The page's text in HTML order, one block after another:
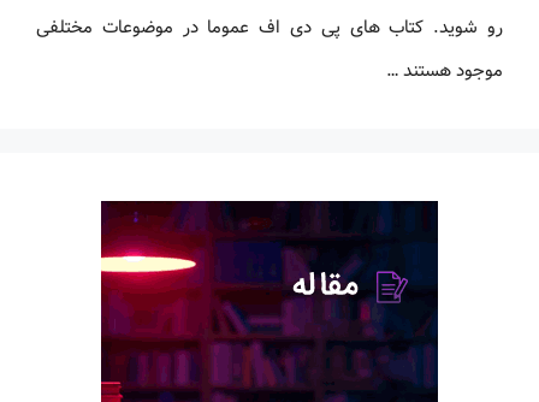
رو شوید. کتاب های پی دی اف عموما در موضوعات مختلفی
موجود هستند …